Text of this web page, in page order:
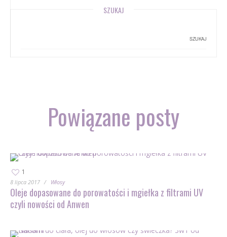
SZUKAJ
Powiązane posty
1
8 lipca 2017 Włosy
Oleje dopasowane do porowatości i mgiełka z filtrami UV
czyli nowości od Anwen